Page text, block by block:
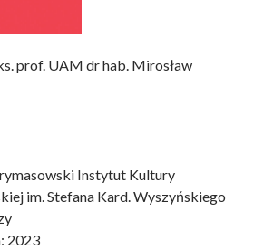
prof. UAM dr hab. Mirosław
Instytut Kultury
im. Stefana Kard. Wyszyńskiego
2023